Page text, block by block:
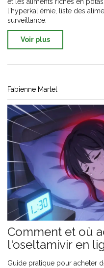
l'hyperkaliémie, liste des
surveillance.
Voir plus
Fabienne Martel
Comment et où
l'oseltamivir en
2026
Guide pratique pour acheter